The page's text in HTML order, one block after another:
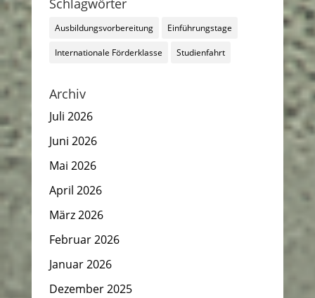
Schlagwörter
Ausbildungsvorbereitung Einführungstage
Internationale Förderklasse Studienfahrt
Archiv
Juli 2026
Juni 2026
Mai 2026
April 2026
März 2026
Februar 2026
Januar 2026
Dezember 2025